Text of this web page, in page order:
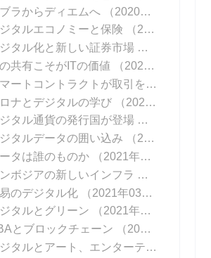
ラからディエムへ
（2020年12月23日 掲載）
タルエコノミーと保険
（2020年12月30日 掲載）
第17回 デジタル化と新しい証券市場
（2021年01
共有こそがITの価値
（2021年01月13日 掲載）
第19回 スマートコントラクトが取引を変える
ナとデジタルの学び
（2021年01月27日 掲載）
第21回 デジタル通貨の発行国が登場
（2021年02
タルデータの囲い込み
（2021年02月10日 掲載）
タは誰のものか
（2021年02月17日 掲載）
第24回 カンボジアの新しいインフラ
（2021年02
のデジタル化
（2021年03月03日 掲載）
タルとグリーン
（2021年03月10日 掲載）
とブロックチェーン
（2021年03月17日 掲載）
第28回 デジタルとアート、エンターテインメント